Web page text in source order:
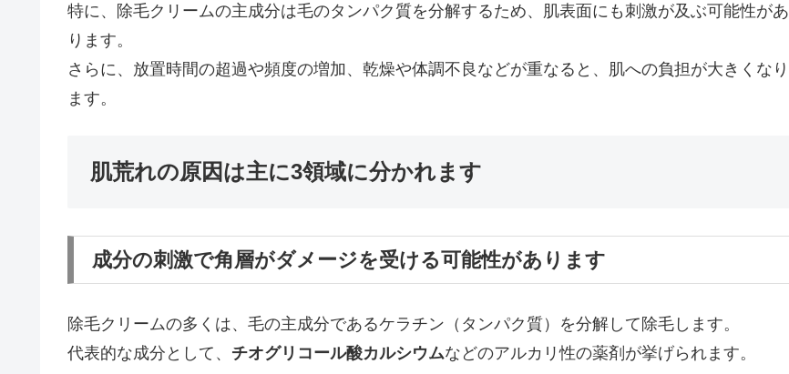
特に、除毛クリームの主成分は毛のタンパク質を分解するため、肌表面にも刺激が及ぶ可能性があ
ります。
さらに、放置時間の超過や頻度の増加、乾燥や体調不良などが重なると、肌への負担が大きくなり
ます。
肌荒れの原因は主に3領域に分かれます
成分の刺激で角層がダメージを受ける可能性があります
除毛クリームの多くは、毛の主成分であるケラチン（タンパク質）を分解して除毛します。
代表的な成分として、 チオグリコール酸カルシウムなどのアルカリ性の薬剤が挙げられます。